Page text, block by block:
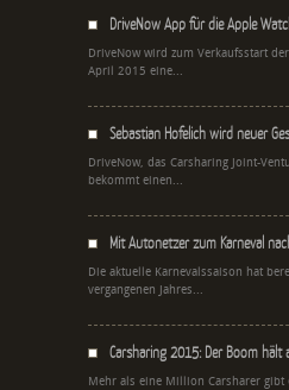
DriveNow App für die Apple
DriveNow wird zum Verkaufsstart
April 2015 eine...
Sebastian Hofelich wird neuer
DriveNow, das Carsharing Joint-
bekommt einen...
Mit Autonetzer zum Karneval
Die aktuelle Karnevalssaison hat
vergangenen Jahres...
Carsharing 2015: Der Boom hält
Mehr als eine Million Carsharer gibt